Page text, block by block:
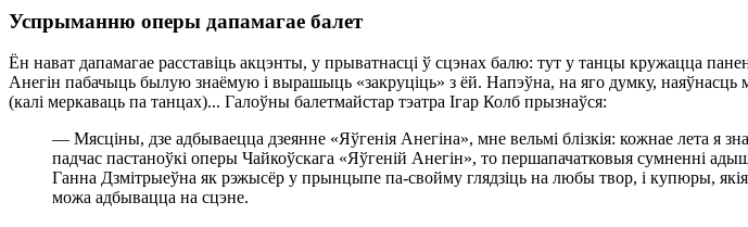
Успрыманню оперы дапамагае балет
Ён нават дапамагае расставіць акцэнты, у прыватнасці ў сцэнах балю: тут у танцы кружацца
Анегін пабачыць былую знаёмую і вырашыць «закруціць» з ёй. Напэўна, на яго думку,
(калі меркаваць па танцах)... Галоўны балетмайстар тэатра Ігар Колб прызнаўся:
— Мясціны, дзе адбываецца дзеянне «Яўгенія Анегіна», мне вельмі блізкія: кожнае лета я
падчас пастаноўкі оперы Чайкоўскага «Яўгеній Анегін», то першапачатковыя сумненні
Ганна Дзмітрыеўна як рэжысёр у прынцыпе па-свойму глядзіць на любы твор, і купюры,
можа адбывацца на сцэне.